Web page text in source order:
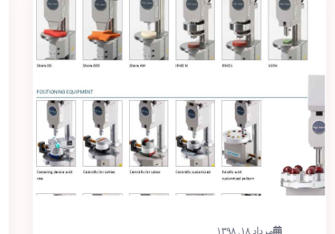
مرداد ۱۸, ۱۳۹۸